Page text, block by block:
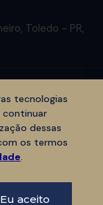
Toledo - PR,
reservados.
tecnologias
continuar
dessas
os termos
.
Eu aceito